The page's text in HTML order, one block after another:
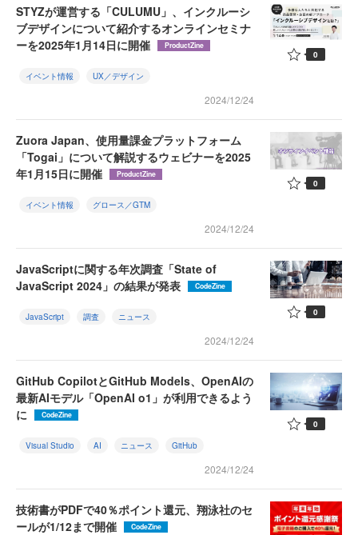
STYZが運営する「CULUMU」、インクルーシ
ブデザインについて紹介するオンラインセミナ
ーを2025年1月14日に開催
ProductZine
イベント情報 UX／デザイン
2024/12/24
0
Zuora Japan、使用量課金プラットフォーム
「Togai」について解説するウェビナーを2025
年1月15日に開催
ProductZine
イベント情報 グロース／GTM
2024/12/24
0
JavaScriptに関する年次調査「State of
JavaScript 2024」の結果が発表
CodeZine
JavaScript 調査 ニュース
2024/12/24
0
GitHub CopilotとGitHub Models、OpenAIの
最新AIモデル「OpenAI o1」が利用できるよう
に
CodeZine
Visual Studio AI ニュース GitHub
2024/12/24
0
技術書がPDFで40％ポイント還元、翔泳社のセ
ールが1/12まで開催
CodeZine